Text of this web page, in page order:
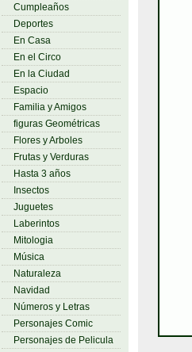
Cumpleaños
Deportes
En Casa
En el Circo
En la Ciudad
Espacio
Familia y Amigos
figuras Geométricas
Flores y Arboles
Frutas y Verduras
Hasta 3 años
Insectos
Juguetes
Laberintos
Mitologia
Música
Naturaleza
Navidad
Números y Letras
Personajes Comic
Personajes de Pelicula